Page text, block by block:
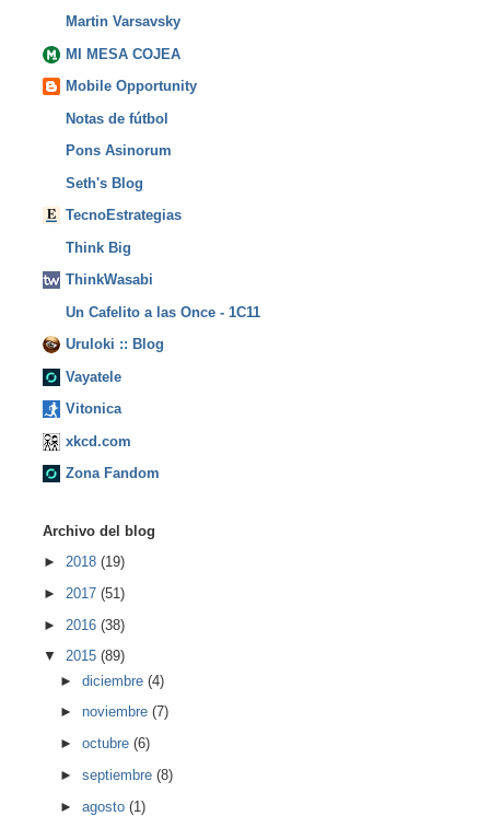
Martin Varsavsky
MI MESA COJEA
Mobile Opportunity
Notas de fútbol
Pons Asinorum
Seth's Blog
TecnoEstrategias
Think Big
ThinkWasabi
Un Cafelito a las Once - 1C11
Uruloki :: Blog
Vayatele
Vitonica
xkcd.com
Zona Fandom
Archivo del blog
► 2018 (19)
► 2017 (51)
► 2016 (38)
▼ 2015 (89)
►diciembre(4)
►noviembre(7)
►octubre(6)
►septiembre(8)
►agosto(1)